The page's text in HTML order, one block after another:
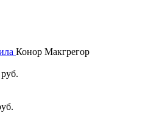
Конор Макгрегор
руб.